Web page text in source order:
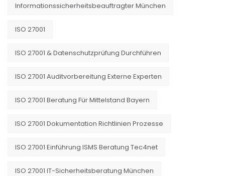
Informationssicherheitsbeauftragter München
ISO 27001
ISO 27001 & Datenschutzprüfung Durchführen
ISO 27001 Auditvorbereitung Externe Experten
ISO 27001 Beratung Für Mittelstand Bayern
ISO 27001 Dokumentation Richtlinien Prozesse
ISO 27001 Einführung ISMS Beratung Tec4net
ISO 27001 IT-Sicherheitsberatung München